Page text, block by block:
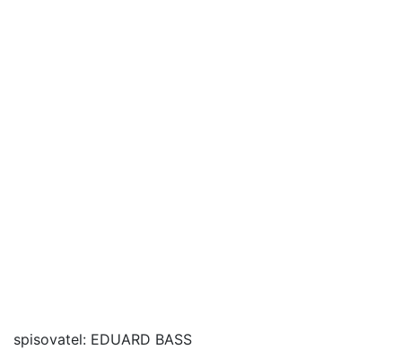
spisovatel: EDUARD BASS